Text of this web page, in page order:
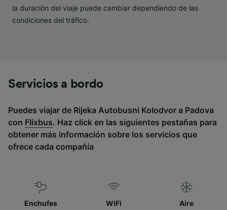
la duración del viaje puede cambiar dependiendo de las
condiciones del tráfico.
Servicios a bordo
Puedes viajar de Rijeka Autobusni Kolodvor a Padova
con Flixbus. Haz click en las siguientes pestañas para
obtener más información sobre los servicios que
ofrece cada compañía
Enchufes WiFi
Aire